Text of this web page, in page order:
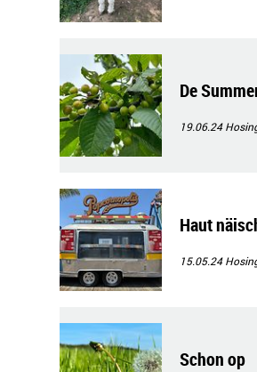
De
19.06.24
Haut
15.05.24
Schon op